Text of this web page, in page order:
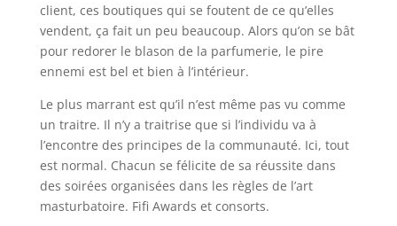
client, ces boutiques qui se foutent de ce qu’elles
vendent, ça fait un peu beaucoup. Alors qu’on se bât
pour redorer le blason de la parfumerie, le pire
ennemi est bel et bien à l’intérieur.
Le plus marrant est qu’il n’est même pas vu comme
un traitre. Il n’y a traitrise que si l’individu va à
l’encontre des principes de la communauté. Ici, tout
est normal. Chacun se félicite de sa réussite dans
des soirées organisées dans les règles de l’art
masturbatoire. Fifi Awards et consorts.